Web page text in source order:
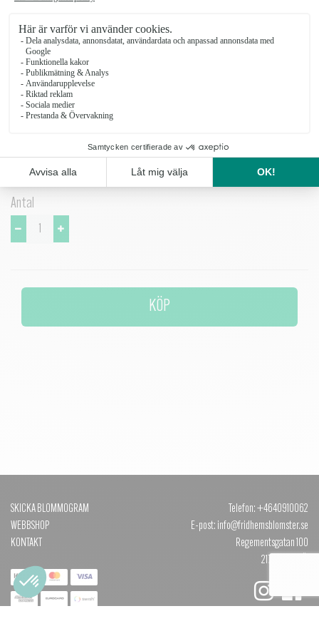
BRUDBUKETT LJUSA FÄRGER
Brudbukett med anemoner, viburnum, amazonlilja och ranunklar
Antal
KÖP
SKICKA BLOMMOGRAM
WEBBSHOP
KONTAKT
Telefon: +4640910062
E-post: info@fridhemsblomster.se
Regementsgatan 100
217 51 MALMÖ